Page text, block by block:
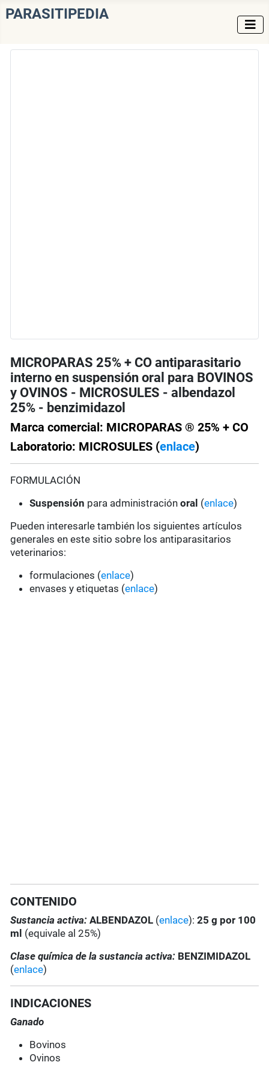
PARASITIPEDIA
MICROPARAS 25% + CO antiparasitario
interno en suspensión oral para BOVINOS
y OVINOS - MICROSULES - albendazol
25% - benzimidazol
Marca comercial: MICROPARAS ® 25% + CO
Laboratorio: MICROSULES (enlace)
FORMULACIÓN
Suspensión para administraciónoral (enlace)
Pueden interesarle también los siguientes artículos
generales en este sitio sobre los antiparasitarios
veterinarios:
formulaciones (enlace)
envases y etiquetas (enlace)
CONTENIDO
Sustancia activa: ALBENDAZOL (enlace): 25 g por 100
ml (equivale al 25%)
Clase química de la sustancia activa: BENZIMIDAZOL
(enlace)
INDICACIONES
Ganado
Bovinos
Ovinos